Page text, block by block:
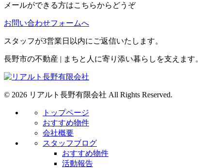
メールができる方はこちらからどうぞ
お問い合わせフォームへ
スタッフが3営業日以内にご返信いたします。
長野市の不動産 | まちと人に寄り添い暮らしを支えます。
© 2026 リアルト長野有限会社 All Rights Reserved.
トップページ
おすすめ物件
会社概要
スタッフブログ
おすすめ物件
活動報告